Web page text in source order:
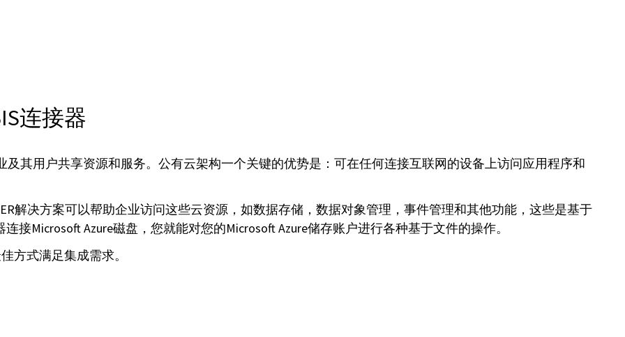
连接器
及其用户共享资源和服务。公有云架构一个关键的优势是：可在任何连接互联网的设备上访问应用程序和
解决方案可以帮助企业访问这些云资源，如数据存储，数据对象管理，事件管理和其他功能，这些是基于
接Microsoft Azure磁盘，您就能对您的Microsoft Azure储存账户进行各种基于文件的操作。
方式满足集成需求。